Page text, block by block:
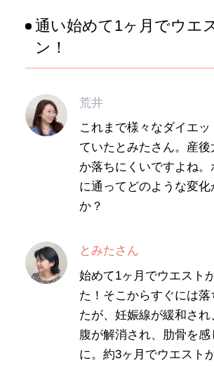
通い始めて1ヶ月でウエ
ン！
荒井
これまで様々なダイエ
ていたとみたさん。産
か落ちにくいですよね。
に通ってどのような変化
か？
とみたさん
始めて1ヶ月でウエスト
た！そこからすぐには落
たが、妊娠線が緩和さ
腹が解消され、肋骨を感
に。約3ヶ月でウエスト